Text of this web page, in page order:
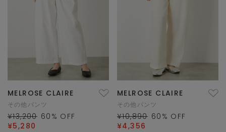
MELROSE CLAIRE
その他パンツ
¥13,200 60 % OFF
¥5,280
MELROSE CLAIRE
その他パンツ
¥10,890 60 % OFF
¥4,356